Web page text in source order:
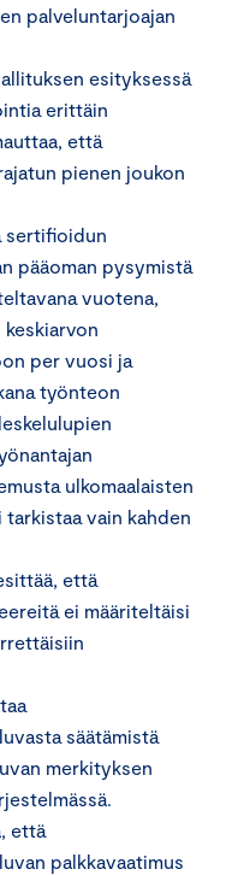
palveluntarjoajan
esityksessä
erittäin
että
pienen joukon
sertifioidun
pääoman pysymistä
vuotena,
per vuosi ja
työnteon
ulkomaalaisten
vain kahden
että
ei määriteltäisi
säätämistä
merkityksen
että
palkkavaatimus